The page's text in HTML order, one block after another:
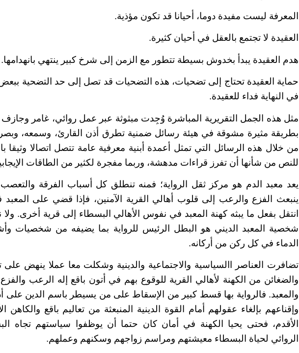
المعرفة ليست مفيدة دوما، أحيانا قد تكون مؤذية.
العقيدة لا تجتمع بالعقل في أحيان كثيرة.
هدم العقيدة يبدأ بخدوش بسيطة تتطور مع الزمن إلى شرخ كبير ينتهي بانهدامها.
حماية العقيدة تحتاج إلى تضحيات، هذه التضحيات قد تصل إلى حد التضحية ببعض
في النهاية فداء للعقيدة.
مثل هذه الجمل التقريرية المباشرة وُجِدت مبثوثة عبر عمل روائي، غامر وجازف
بطريقة مثيرة مشوقة في هيئة رسائل ضمنية تطرق أذن القارئ، وسمعه،
من خلال هذه الرسائل التي تمثل أعمدة أبنية معرفية عامة تتصل اتصالا وثيقا
للنص من شأنها أن تفرز قراءات مدهشة، وربما مفجرة لكثير من الطاقات
يعد معبد الدم هو مركز ثقل الرواية؛ فمنه تنطلق كل أسباب الفرقة
ينبعث الفزع والرعب إلى قلوب أهالي القرية الآمنين، فإذا قضي على المعبد
انتقل بفعل ما يبثه كهنة المعبد في نفوس الأهالي البسطاء إلى قرية أخرى. ولا
شخصية المعبد الديني هو البطل الرئيس للرواية بما يضيفه من شخصيات
الدماء في كل ركن من أركانه.
تضافرت العناصر االسياسية والاجتماعية والدينية وشكلت معا عملا ينهض على
والضغائن من الكهنة لأهالي القرية للوقوع بهم في أتون باقع إله الرعب
والمعبد. فالرواية بها قسط كبير من الإسقاط على من يسيطر باسم الدين على
وإقناعهم بإلغاء عقولهم أمام القوة الدينية المنبعثة من تعاليم باقع والكاهن
الأقدم، فحتى يحيا الكهنة في أمان كان حتما أن يوظفوا سياستهم تجاه
الروائي لحياة البسطاء معيشتهم ومراسم زواجهم وسكنهم وعملهم.